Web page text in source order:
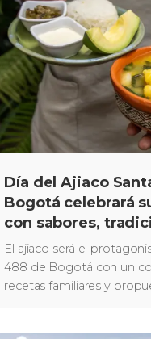
Día del Ajiaco
Bogotá celebrará
con sabores,
concurso
El ajiaco será el
488 de Bogotá con un
recetas familiares y